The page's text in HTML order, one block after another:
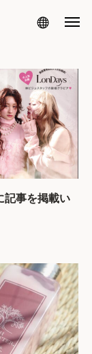
記事を掲載い